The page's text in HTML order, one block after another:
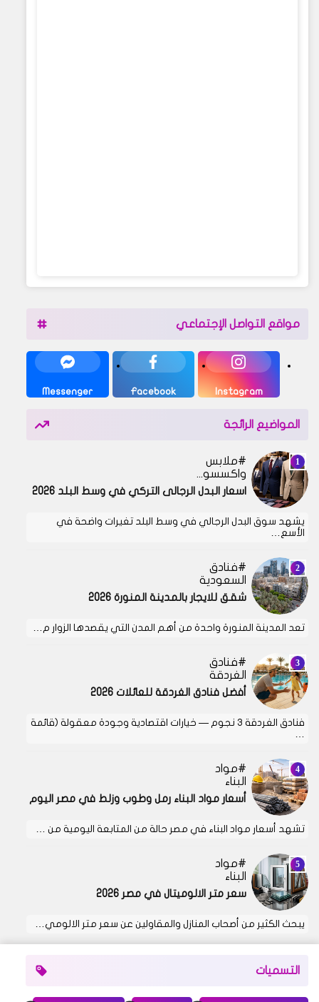
مواقع التواصل الإجتماعي
Instagram
Facebook
Messenger
المواضيع الرائجة
ملابس
واكسسوارات
اسعار البدل الرجالى التركي في وسط البلد 2026
يشهد سوق البدل الرجالي في وسط البلد تغيرات واضحة في
الأسع…
فنادق
السعودية
شقق للايجار بالمدينة المنورة 2026
تعد المدينة المنورة واحدة من أهم المدن التي يقصدها الزوار م…
فنادق
الغردقة
أفضل فنادق الغردقة للعائلات 2026
فنادق الغردقة 3 نجوم — خيارات اقتصادية وجودة معقولة (قائمة
…
مواد
البناء
أسعار مواد البناء رمل وطوب وزلط في مصر اليوم
تشهد أسعار مواد البناء في مصر حالة من المتابعة اليومية من …
مواد
البناء
سعر متر الالوميتال في مصر 2026
يبحث الكثير من أصحاب المنازل والمقاولين عن سعر متر الالومي…
التسميات